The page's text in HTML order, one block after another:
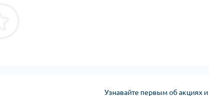
Узнавайте первым об акциях и